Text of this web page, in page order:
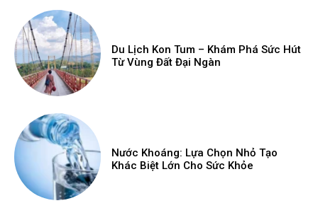
Du Lịch Kon Tum – Khám Phá Sức Hút
Từ Vùng Đất Đại Ngàn
Nước Khoáng: Lựa Chọn Nhỏ Tạo
Khác Biệt Lớn Cho Sức Khỏe